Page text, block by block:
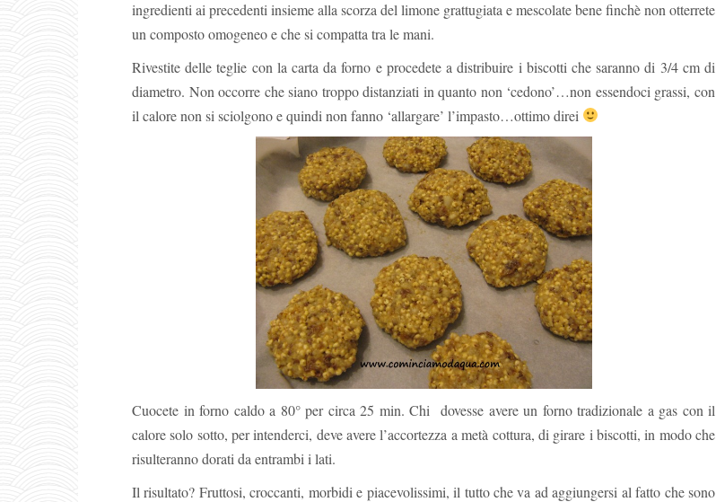
ingredienti ai precedenti insieme alla scorza del limone grattugiata e mescolate bene finchè non otterrete
un composto omogeneo e che si compatta tra le mani.
Rivestite delle teglie con la carta da forno e procedete a distribuire i biscotti che saranno di 3/4 cm di
diametro. Non occorre che siano troppo distanziati in quanto non ‘cedono’…non essendoci grassi, con
il calore non si sciolgono e quindi non fanno ‘allargare’ l’impasto…ottimo direi
Cuocete in forno caldo a 80° per circa 25 min. Chi dovesse avere un forno tradizionale a gas con il
calore solo sotto, per intenderci, deve avere l’accortezza a metà cottura, di girare i biscotti, in modo che
risulteranno dorati da entrambi i lati.
Il risultato? Fruttosi, croccanti, morbidi e piacevolissimi, il tutto che va ad aggiungersi al fatto che sono